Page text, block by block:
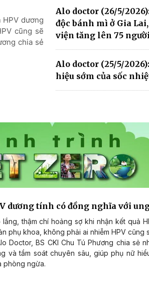
dương
cũng sẽ
chia sẻ
Alo doctor (26/5/
độc bánh mì ở Gia
viện tăng lên 75 người
Alo doctor (25/5/
hiệu sớm của sốc
dương tính có đồng nghĩa với
thậm chí hoảng sợ khi nhận kết quả
phụ khoa, không phải ai nhiễm HPV cũng
Doctor, BS CKI Chu Tú Phương chia sẻ
và tầm soát chuyên sâu, giúp phụ nữ
phòng ngừa.